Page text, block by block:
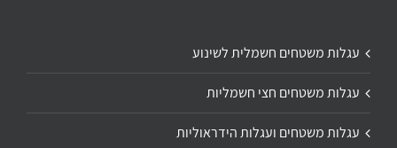
עגלות משטחים חשמלית לשינוע
עגלות משטחים חצי חשמליות
עגלות משטחים ועגלות הידראוליות